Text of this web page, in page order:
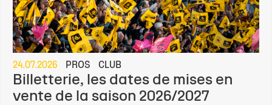
24.07.2026 PROS CLUB
Billetterie, les dates de mises en
vente de la saison 2026/2027